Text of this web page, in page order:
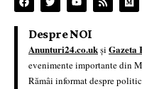
Despre NOI
Anunturi24.co.ukși Gazeta
evenimente importante din
Rămâi informat despre